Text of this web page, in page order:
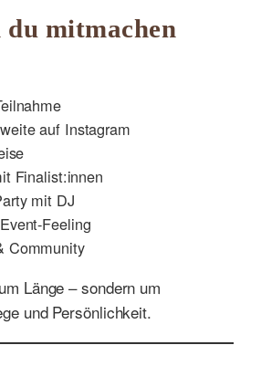
mitmachen
auf Instagram
Finalist:innen
mit DJ
Feeling
Community
Länge – sondern um
und Persönlichkeit.